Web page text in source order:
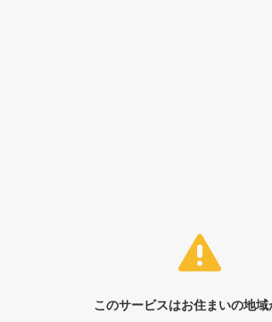
このサービスはお住まいの地域